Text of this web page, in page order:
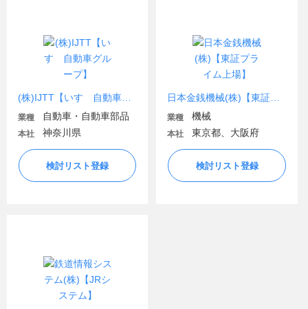
業種 自動車・自動車部品
本社 神奈川県
検討リスト登録
業種 機械
本社 東京都、大阪府
検討リスト登録